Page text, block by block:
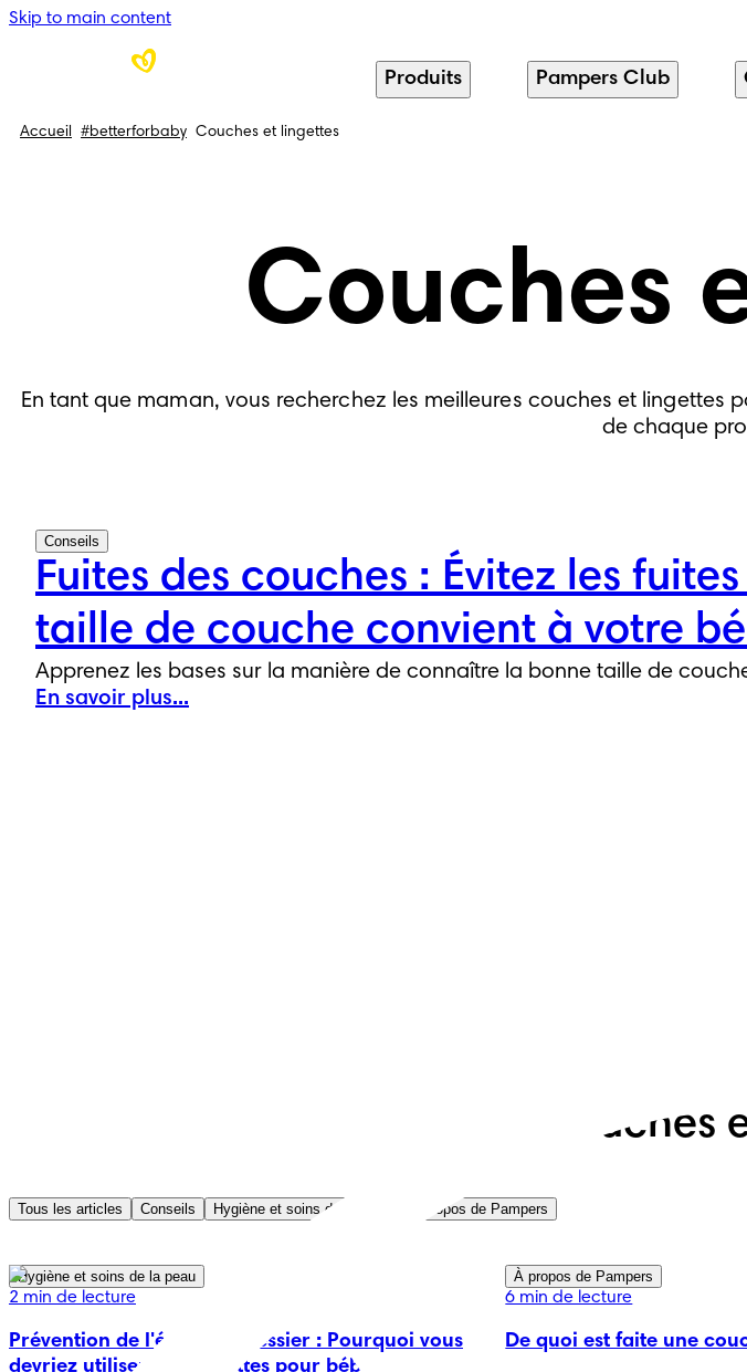
Skip to main content
Produits Pampers Club
Accueil #betterforbaby Couches et lingettes
Couches
En tant que maman, vous recherchez les meilleures couches et
de chaque
Conseils
Fuites des couches : Évitez les
taille de couche convient à votre
Apprenez les bases sur la manière de connaître la bonne taille de
En savoir plus...
Couches
Tous les articles Conseils Hygiène et soins de la peau À propos de Pampers
Hygiène et soins de la peau
2 min de lecture
Prévention de l'érythème fessier : Pourquoi vous
devriez utiliser des lingettes pour bébé
À propos de Pampers
6 min de lecture
De quoi est faite une